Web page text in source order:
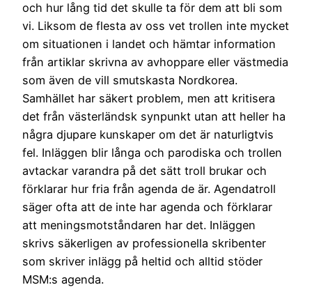
och hur lång tid det skulle ta för dem att bli som
vi. Liksom de flesta av oss vet trollen inte mycket
om situationen i landet och hämtar information
från artiklar skrivna av avhoppare eller västmedia
som även de vill smutskasta Nordkorea.
Samhället har säkert problem, men att kritisera
det från västerländsk synpunkt utan att heller ha
några djupare kunskaper om det är naturligtvis
fel. Inläggen blir långa och parodiska och trollen
avtackar varandra på det sätt troll brukar och
förklarar hur fria från agenda de är. Agendatroll
säger ofta att de inte har agenda och förklarar
att meningsmotståndaren har det. Inläggen
skrivs säkerligen av professionella skribenter
som skriver inlägg på heltid och alltid stöder
MSM:s agenda.